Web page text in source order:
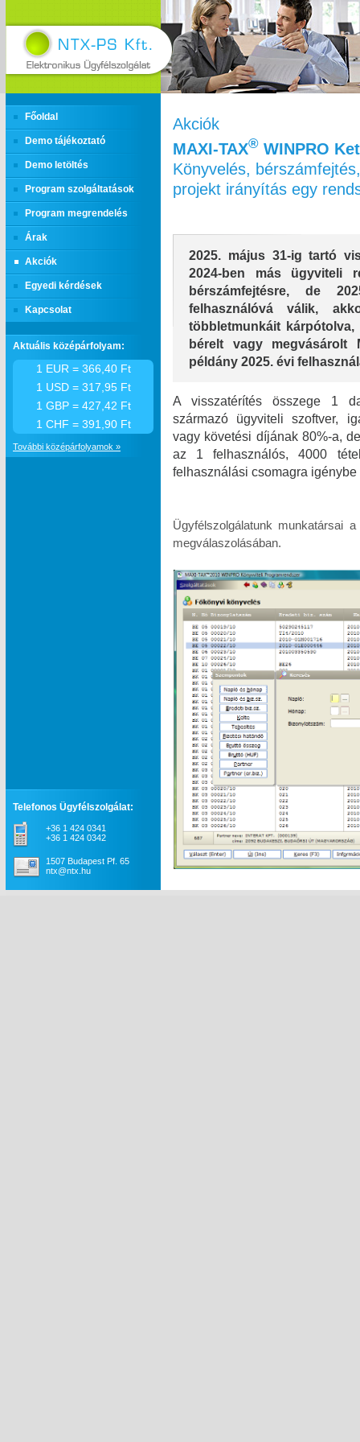
Főoldal
Demo tájékoztató
Demo letöltés
Program szolgáltatások
Program megrendelés
Árak
Akciók
Egyedi kérdések
Kapcsolat
Akciók
MAXI‑TAX® WINPRO
Könyvelés,
projekt irányítás egy
2025. május 31-ig tartó
2024-ben más ügyviteli
bérszámfejtésre, de
felhasználóvá válik,
többletmunkáit
bérelt vagy megvásárolt
példány 2025. évi
A visszatérítés összege 1
származó ügyviteli szoftver,
vagy követési díjának 80%-a,
az 1 felhasználós, 4000
felhasználási csomagra igénybe
Ügyfélszolgálatunk munkatársai
megválaszolásában.
Aktuális középárfolyam:
1 EUR = 366,40 Ft
1 USD = 317,95 Ft
1 GBP = 427,42 Ft
1 CHF = 391,90 Ft
További középárfolyamok »
Telefonos Ügyfélszolgálat:
+36 1 424 0341
+36 1 424 0342
1507 Budapest Pf. 65
ntx@ntx.hu